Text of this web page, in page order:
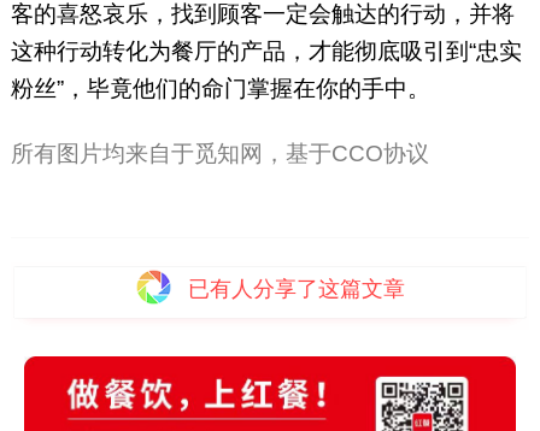
客的喜怒哀乐，找到顾客一定会触达的行动，并将
这种行动转化为餐厅的产品，才能彻底吸引到“忠实
粉丝”，毕竟他们的命门掌握在你的手中。
所有图片均来自于觅知网，基于CCO协议
已有 人分享了这篇文章